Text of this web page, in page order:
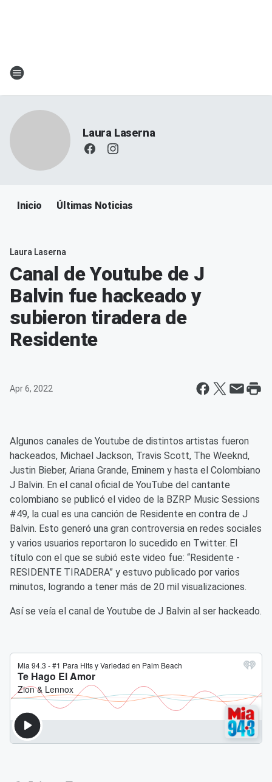
Laura Laserna
Inicio Últimas Noticias
Laura Laserna
Canal de Youtube de J
Balvin fue hackeado y
subieron tiradera de
Residente
Apr 6, 2022
Algunos canales de Youtube de distintos artistas fueron
hackeados, Michael Jackson, Travis Scott, The Weeknd,
Justin Bieber, Ariana Grande, Eminem y hasta el Colombiano
J Balvin. En el canal oficial de YouTube del cantante
colombiano se publicó el video de la BZRP Music Sessions
#49, la cual es una canción de Residente en contra de J
Balvin. Esto generó una gran controversia en redes sociales
y varios usuarios reportaron lo sucedido en Twitter. El
título con el que se subió este video fue: “Residente -
RESIDENTE TIRADERA” y estuvo publicado por varios
minutos, logrando a tener más de 20 mil visualizaciones.
Así se veía el canal de Youtube de J Balvin al ser hackeado.